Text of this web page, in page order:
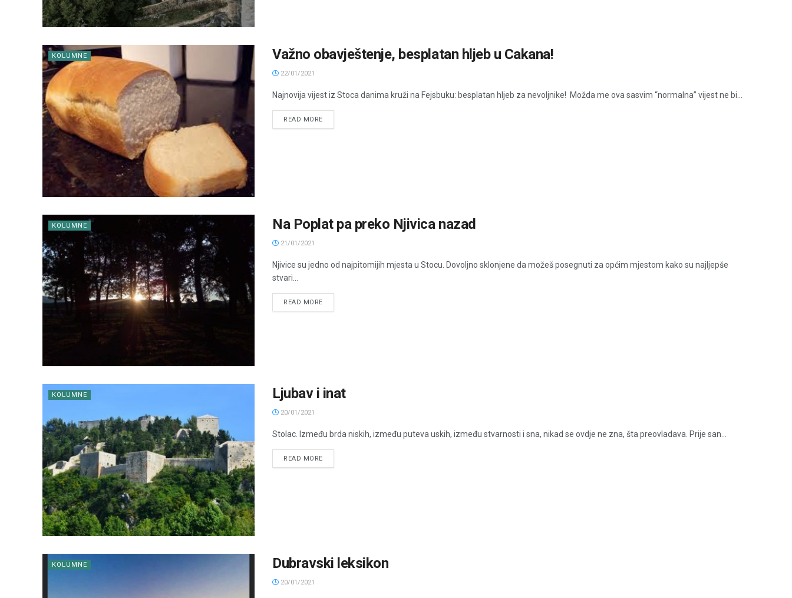
KOLUMNE Važno obavještenje, besplatan hljeb u Cakana!
22/01/2021
Najnovija vijest iz Stoca danima kruži na Fejsbuku: besplatan hljeb za nevoljnike! Možda me ova sasvim “normalna” vijest ne bi...
READ MORE
KOLUMNE Na Poplat pa preko Njivica nazad
21/01/2021
Njivice su jedno od najpitomijih mjesta u Stocu. Dovoljno sklonjene da možeš posegnuti za općim mjestom kako su najljepše
stvari...
READ MORE
KOLUMNE Ljubav i inat
20/01/2021
Stolac. Između brda niskih, između puteva uskih, između stvarnosti i sna, nikad se ovdje ne zna, šta preovladava. Prije san...
READ MORE
KOLUMNE Dubravski leksikon
20/01/2021